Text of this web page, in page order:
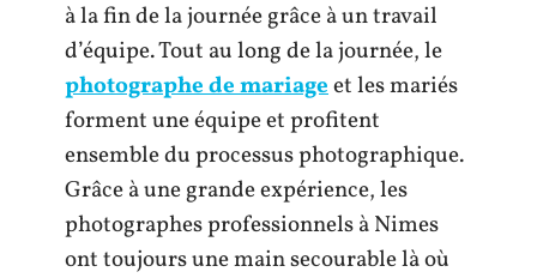
à la fin de la journée grâce à un travail
d’équipe. Tout au long de la journée, le
photographe de mariageet les mariés
forment une équipe et profitent
ensemble du processus photographique.
Grâce à une grande expérience, les
photographes professionnels à Nimes
ont toujours une main secourable là où